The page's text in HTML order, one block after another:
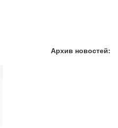
Архив новостей: